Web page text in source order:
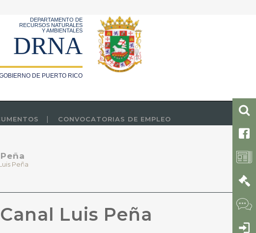
DEPARTAMENTO DE
RECURSOS NATURALES
Y AMBIENTALES
DRNA
DE PUERTO RICO
CONVOCATORIAS DE EMPLEO
Peña
Luis Peña